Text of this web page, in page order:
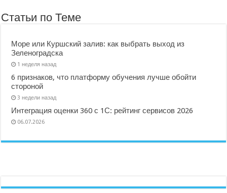
Статьи по Теме
Море или Куршский залив: как выбрать выход из
Зеленоградска
1 неделя назад
6 признаков, что платформу обучения лучше обойти
стороной
3 недели назад
Интеграция оценки 360 с 1С: рейтинг сервисов 2026
06.07.2026